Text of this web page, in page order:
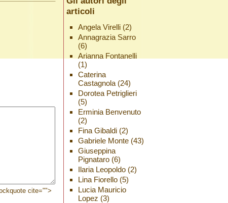
cite="">
articoli
Angela Virelli(2)
Annagrazia Sarro
(6)
Arianna Fontanelli
(1)
Caterina
Castagnola(24)
Dorotea Petriglieri
(5)
Erminia Benvenuto
(2)
Fina Gibaldi(2)
Gabriele Monte(43)
Giuseppina
Pignataro(6)
Ilaria Leopoldo(2)
Lina Fiorello(5)
Lucia Mauricio
Lopez (3)